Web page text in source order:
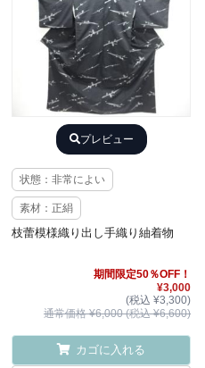
プレビュー
状態：非常によい
素材：正絹
枝蕾模様織り出し手織り紬着物
期間限定50％OFF！
¥3,000
(税込 ¥3,300)
通常価格 ¥6,000 (税込 ¥6,600)
カゴに入れる